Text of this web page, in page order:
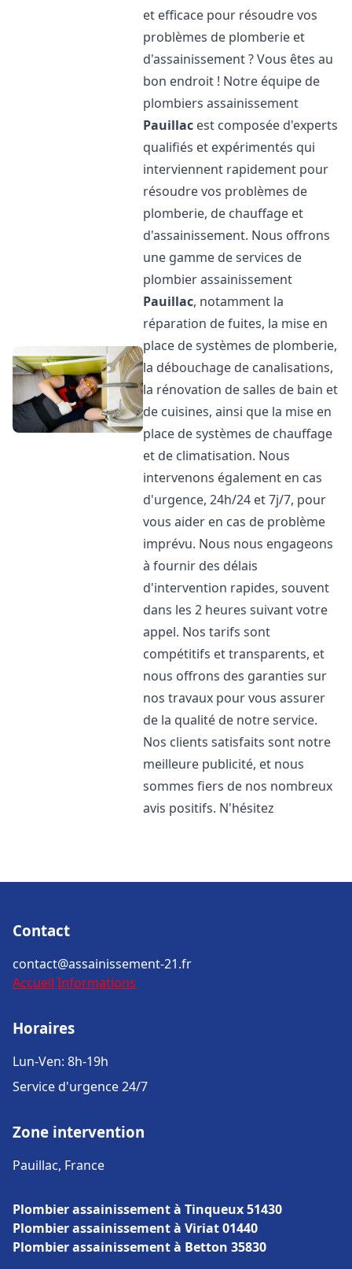
et efficace pour résoudre vos
problèmes de plomberie et
d'assainissement ? Vous êtes au
bon endroit ! Notre équipe de
plombiers assainissement
Pauillac est composée d'experts
qualifiés et expérimentés qui
interviennent rapidement pour
résoudre vos problèmes de
plomberie, de chauffage et
d'assainissement. Nous offrons
une gamme de services de
plombier assainissement
Pauillac, notamment la
réparation de fuites, la mise en
place de systèmes de plomberie,
la débouchage de canalisations,
la rénovation de salles de bain et
de cuisines, ainsi que la mise en
place de systèmes de chauffage
et de climatisation. Nous
intervenons également en cas
d'urgence, 24h/24 et 7j/7, pour
vous aider en cas de problème
imprévu. Nous nous engageons
à fournir des délais
d'intervention rapides, souvent
dans les 2 heures suivant votre
appel. Nos tarifs sont
compétitifs et transparents, et
nous offrons des garanties sur
nos travaux pour vous assurer
de la qualité de notre service.
Nos clients satisfaits sont notre
meilleure publicité, et nous
sommes fiers de nos nombreux
avis positifs. N'hésitez
Contact
contact@assainissement-21.fr
Accueil Informations
Horaires
Lun-Ven: 8h-19h
Service d'urgence 24/7
Zone intervention
Pauillac, France
Plombier assainissement à Tinqueux 51430
Plombier assainissement à Viriat 01440
Plombier assainissement à Betton 35830